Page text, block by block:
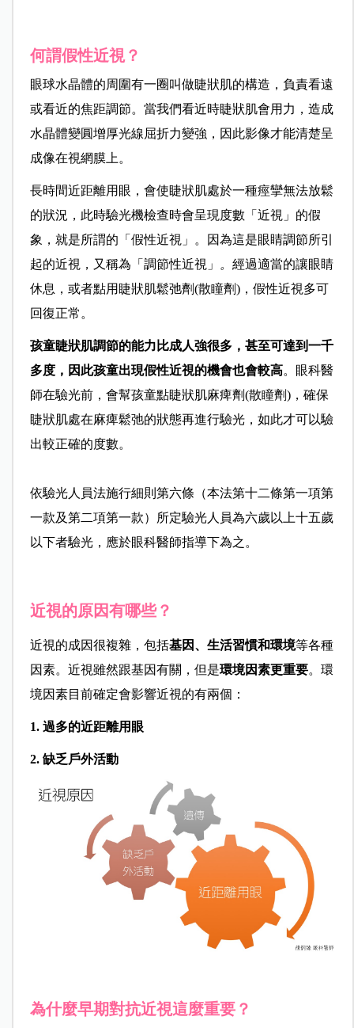
何謂假性近視？
眼球水晶體的周圍有一圈叫做睫狀肌的構造，負責看遠
或看近的焦距調節。當我們看近時睫狀肌會用力，造成
水晶體變圓增厚光線屈折力變強，因此影像才能清楚呈
成像在視網膜上。
長時間近距離用眼，會使睫狀肌處於一種痙攣無法放鬆
的狀況，此時驗光機檢查時會呈現度數「近視」的假
象，就是所謂的「假性近視」。因為這是眼睛調節所引
起的近視，又稱為「調節性近視」
。 經過適當的讓眼睛
休息，或者點用睫狀肌鬆弛劑(散瞳劑)，假性近視多可
回復正常。
孩童睫狀肌調節的能力比成人強很多，甚至可達到一千
多度，因此孩童出現假性近視的機會也會較高。眼科醫
師在驗光前，會幫孩童點睫狀肌麻痺劑(散瞳劑)，確保
睫狀肌處在麻痺鬆弛的狀態再進行驗光，如此才可以驗
出較正確的度數。
依驗光人員法施行細則第六條（本法第十二條第一項第
一款及第二項第一款）所定驗光人員為六歲以上十五歲
以下者驗光，應於眼科醫師指導下為之。
近視的原因有哪些？
近視的成因很複雜，包括基因、生活習慣和環境等各種
因素。近視雖然跟基因有關，但是環境因素更重要。環
境因素目前確定會影響近視的有兩個：
1. 過多的近距離用眼
2. 缺乏戶外活動
為什麼早期對抗近視這麼重要？